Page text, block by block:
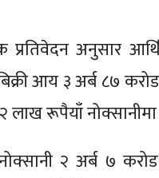
प्रतिवेदन अनुसार
आय ३ अर्ब ८७
लाख रूपैयाँ
२ अर्ब ७